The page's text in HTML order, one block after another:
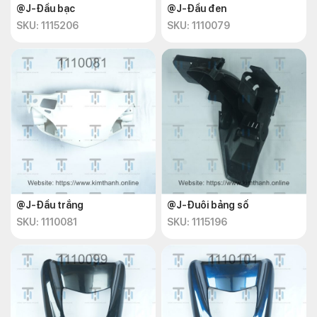
@J-Đầu bạc
SKU: 1115206
@J-Đầu đen
SKU: 1110079
@J-Đầu trắng
SKU: 1110081
@J-Đuôi bảng số
SKU: 1115196